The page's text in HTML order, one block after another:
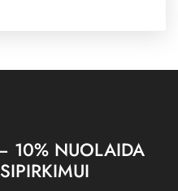
10% NUOLAIDA